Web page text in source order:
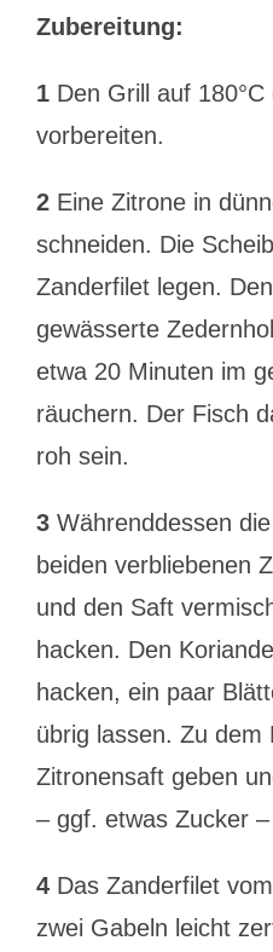
Zubereitung:
1Den Grill auf 180°C
vorbereiten.
2Eine Zitrone in
schneiden. Die
Zanderfilet legen.
gewässerte
etwa 20 Minuten im
räuchern. Der Fisch
roh sein.
3Währenddessen
beiden verbliebenen
und den Saft
hacken. Den
hacken, ein paar
übrig lassen. Zu dem
Zitronensaft geben
– ggf. etwas Zucker
4Das Zanderfilet
zwei Gabeln leicht